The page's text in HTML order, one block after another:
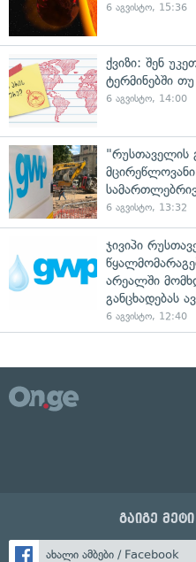
6 აგვისტო, 15:36
ქვიზი: შენ
ტერმინებში
6 აგვისტო, 14:00
"რუსთაველის
6 აგვისტო, 13:32
ჯივიპი
არეალში
განცხადებას
6 აგვისტო, 12:40
გაიგე
ახალი ამბები / Facebook